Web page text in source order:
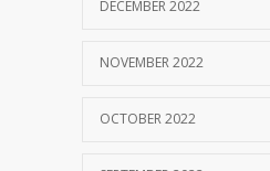
DECEMBER 2022
NOVEMBER 2022
OCTOBER 2022